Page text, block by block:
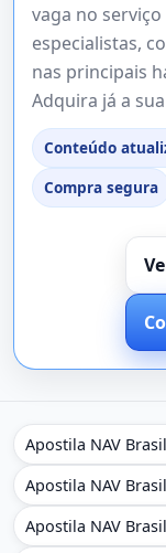
vaga no
especialistas,
nas principais
Adquira já a
Conteúdo
Compra segura